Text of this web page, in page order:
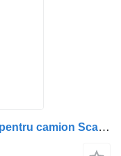
Monitor PSVT Ecran pentru Șofer pentru camion Scania PSVT